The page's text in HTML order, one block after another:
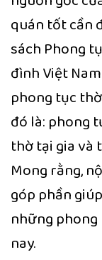
quán tốt cần
sách Phong
đình Việt
phong tục
đó là: phong
thờ tại gia và
Mong rằng,
góp phần
những
nay.